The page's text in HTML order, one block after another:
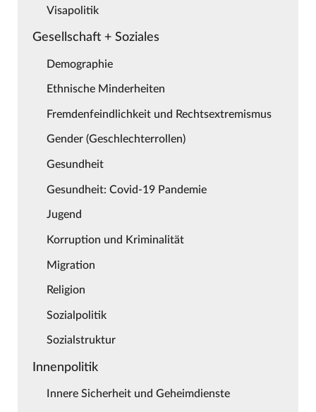
Visapolitik
Gesellschaft + Soziales
Demographie
Ethnische Minderheiten
Fremdenfeindlichkeit und Rechtsextremismus
Gender (Geschlechterrollen)
Gesundheit
Gesundheit: Covid-19 Pandemie
Jugend
Korruption und Kriminalität
Migration
Religion
Sozialpolitik
Sozialstruktur
Innenpolitik
Innere Sicherheit und Geheimdienste